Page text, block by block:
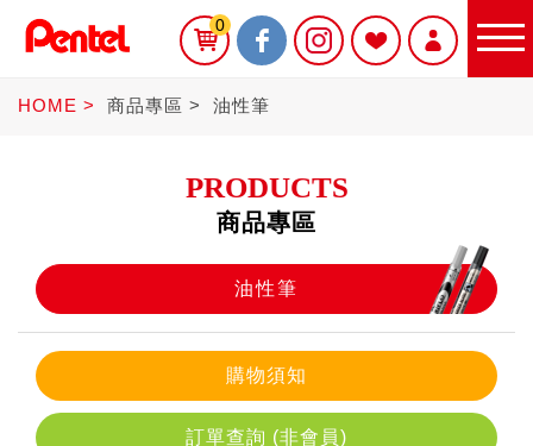
限定商品
書寫筆
0
HOME 商品專區 油性筆
PRODUCTS
商品專區
油性筆
購物須知
訂單查詢 (非會員)